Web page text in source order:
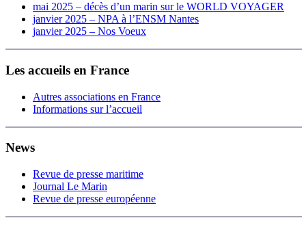
mai 2025 – décès d’un marin sur le WORLD VOYAGER
janvier 2025 – NPA à l’ENSM Nantes
janvier 2025 – Nos Voeux
Les accueils en France
Autres associations en France
Informations sur l’accueil
News
Revue de presse maritime
Journal Le Marin
Revue de presse européenne